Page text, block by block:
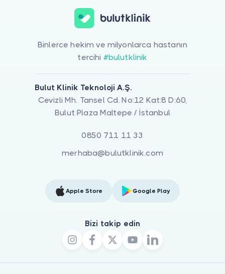
Binlerce hekim ve milyonlarca hastanın
tercihi #bulutklinik
Bulut Klinik Teknoloji A.Ş.
Cevizli Mh. Tansel Cd. No:12 Kat:8 D:60,
Bulut Plaza Maltepe / İstanbul
0850 711 11 33
merhaba@bulutklinik.com
Apple Store Google Play
Bizi takip edin